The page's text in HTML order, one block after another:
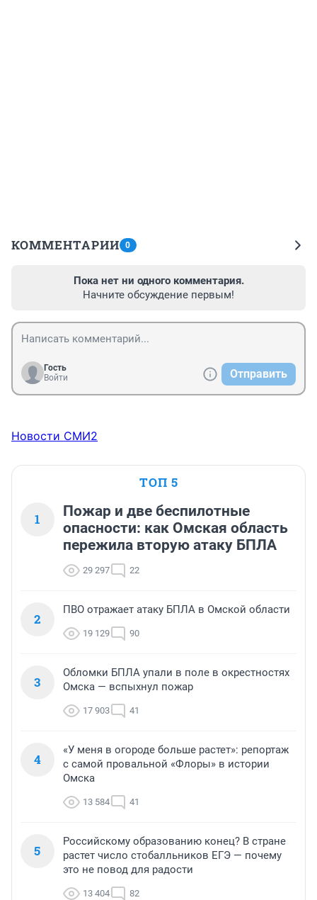
КОММЕНТАРИИ 0
Пока нет ни одного комментария.
Начните обсуждение первым!
Гость
Войти
Отправить
Новости СМИ2
ТОП 5
1
Пожар и две беспилотные
опасности: как Омская область
пережила вторую атаку БПЛА
29 297 22
2
ПВО отражает атаку БПЛА в Омской области
19 129 90
3
Обломки БПЛА упали в поле в окрестностях
Омска — вспыхнул пожар
17 903 41
4
«У меня в огороде больше растет»: репортаж
с самой провальной «Флоры» в истории
Омска
13 584 41
5
Российскому образованию конец? В стране
растет число стобалльников ЕГЭ — почему
это не повод для радости
13 404 82